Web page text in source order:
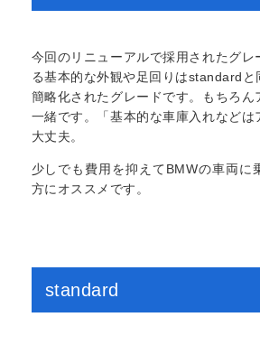
今回のリニューアルで採用されたグレ
る基本的な外観や足回りはstandardと
簡略化されたグレードです。もちろん
一緒です。「基本的な車庫入れなどは
大丈夫。
少しでも費用を抑えてBMWの車両に
方にオススメです。
standard